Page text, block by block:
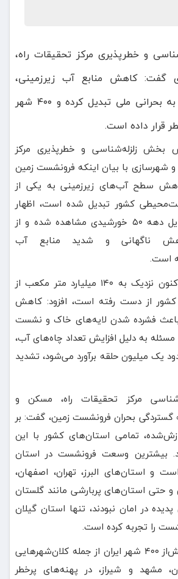
و خطرپذیری مرکز تحقیقات راه،
گفت: کاهش منابع آب زیرزمینی،
فرونشست زمین را به بحرانی ملی تبدیل کرده و ۴۰۰ شهر
قرار داده است.
بخش زلزله‌شناسی و خطرپذیری مرکز
شهرسازی با بیان اینکه فرونشست زمین
سطح آب‌های زیرزمینی به یکی از
کشور تبدیل شده است، اظهار
کرد: این پدیده از اوایل دهه ۵۰ خورشیدی مشاهده شده و از
کاهش ناگهانی و شدید منابع آب
است.
وی با بیان اینکه تاکنون نزدیک به ۱۴۰ میلیارد متر مکعب از
کشور از دست رفته است، افزود: کاهش
فشرده شدن لایه‌های خاک و نشست
به دلیل افزایش تعداد چاه‌های آب،
یک میلیون حلقه برآورد می‌شود، تشدید
مرکز تحقیقات راه، مسکن و
گستردگی بحران فرونشست زمین، گفت: بر
تمامی استان‌های کشور با این
بیشترین وسعت فرونشست در استان
و استان‌های البرز، تهران، اصفهان،
حتی استان‌های پربارشی مانند گلستان
پدیده در امان نبودند، تنها استان گیلان
را تجربه کرده است.
وی هشدار داد که بیش‌از ۴۰۰ شهر ایران از جمله کلان‌شهرهایی
مشهد و شیراز، در پهنه‌های پرخطر